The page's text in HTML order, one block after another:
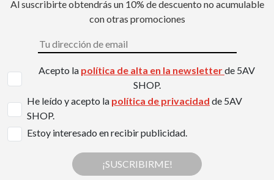
Al suscribirte obtendrás un 10% de descuento no acumulable
con otras promociones
Acepto la política de alta en la newsletterde 5AV
SHOP.
He leído y acepto la política de privacidad de 5AV
SHOP.
Estoy interesado en recibir publicidad.
¡SUSCRIBIRME!